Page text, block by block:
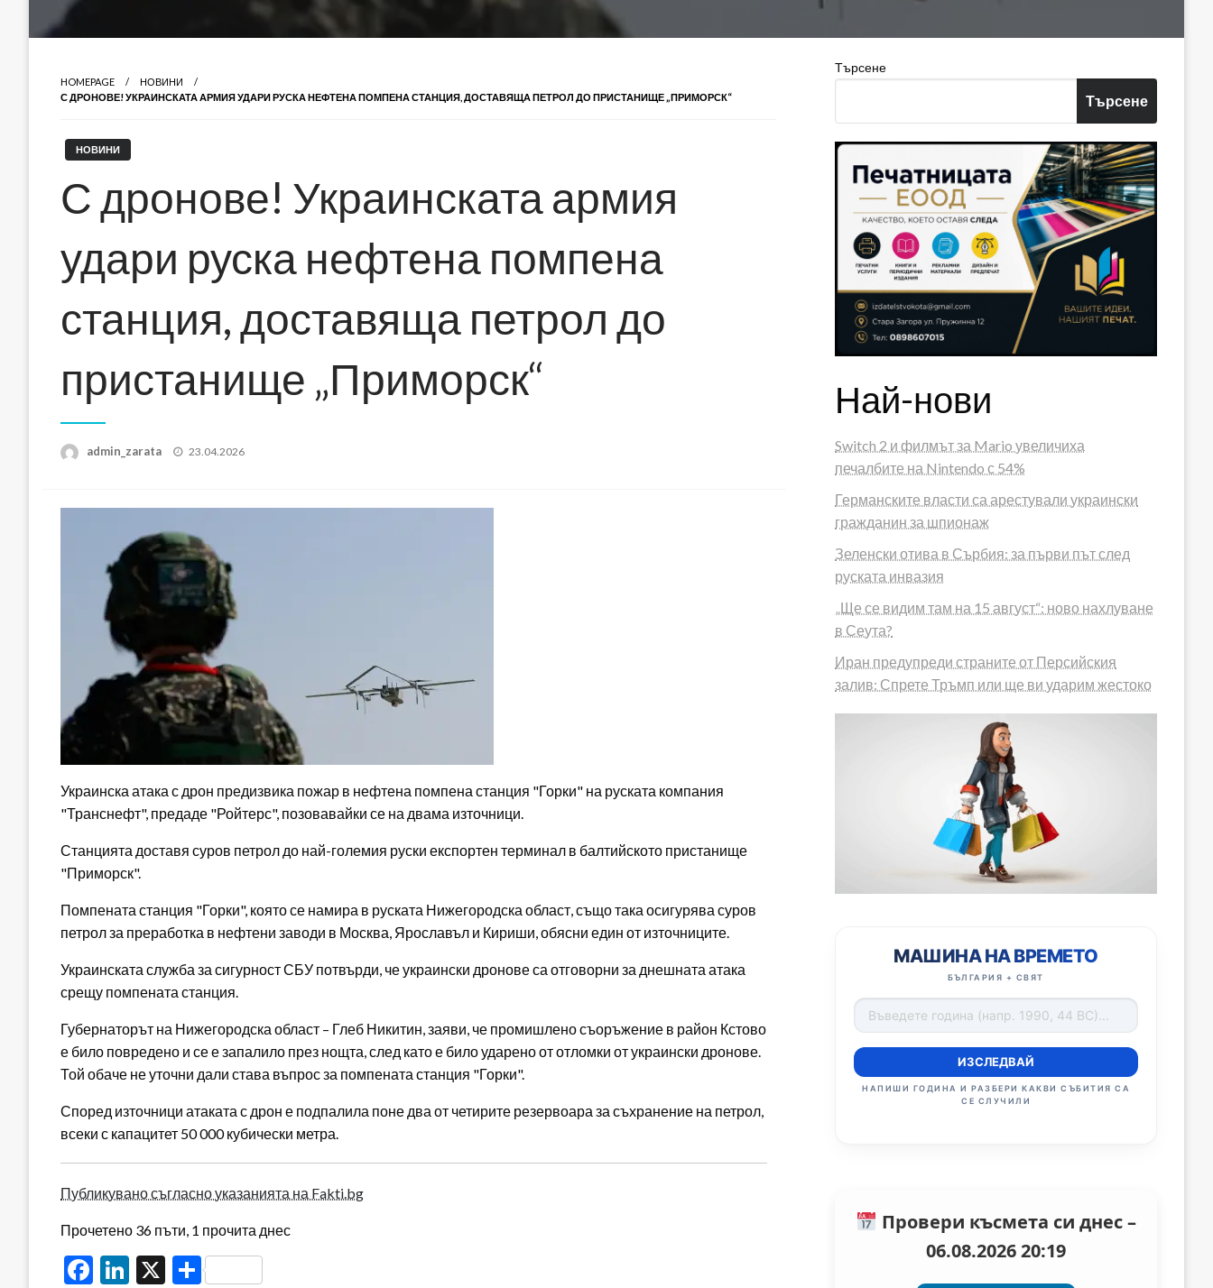
HOMEPAGE
НОВИНИ
С ДРОНОВЕ! УКРАИНСКАТА АРМИЯ УДАРИ РУСКА НЕФТЕНА ПОМПЕНА СТАНЦИЯ, ДОСТАВЯЩА ПЕТРОЛ ДО ПРИСТАНИЩЕ „ПРИМОРСК“
НОВИНИ
С дронове! Украинската армия
удари руска нефтена помпена
станция, доставяща петрол до
пристанище „Приморск“
admin_zarata
Posted
23.04.2026
Украинска атака с дрон предизвика пожар в нефтена помпена станция "Горки" на руската компания
"Транснефт", предаде "Ройтерс", позовавайки се на двама източници.
Станцията доставя суров петрол до най-големия руски експортен терминал в балтийското пристанище
"Приморск".
Помпената станция "Горки", която се намира в руската Нижегородска област, също така осигурява суров
петрол за преработка в нефтени заводи в Москва, Ярославъл и Кириши, обясни един от източниците.
Украинската служба за сигурност СБУ потвърди, че украински дронове са отговорни за днешната атака
срещу помпената станция.
Губернаторът на Нижегородска област – Глеб Никитин, заяви, че промишлено съоръжение в район Кстово
е било повредено и се е запалило през нощта, след като е било ударено от отломки от украински дронове.
Той обаче не уточни дали става въпрос за помпената станция "Горки".
Според източници атаката с дрон е подпалила поне два от четирите резервоара за съхранение на петрол,
всеки с капацитет 50 000 кубически метра.
Публикувано съгласно указанията на Fakti.bg
Прочетено 36 пъти, 1 прочита днес
Facebook
LinkedIn
X Share
Търсене
Търсене
Най-нови
Switch 2 и филмът за Mario увеличиха
печалбите на Nintendo с 54%
Германските власти са арестували украински
гражданин за шпионаж
Зеленски отива в Сърбия: за първи път след
руската инвазия
„Ще се видим там на 15 август“: ново нахлуване
в Сеута?
Иран предупреди страните от Персийския
залив: Спрете Тръмп или ще ви ударим жестоко
МАШИНА НА ВРЕМЕТО
БЪЛГАРИЯ + СВЯТ
ИЗСЛЕДВАЙ
НАПИШИ ГОДИНА И РАЗБЕРИ КАКВИ СЪБИТИЯ СА
СЕ СЛУЧИЛИ
Провери късмета си днес –
06.08.2026 20:19